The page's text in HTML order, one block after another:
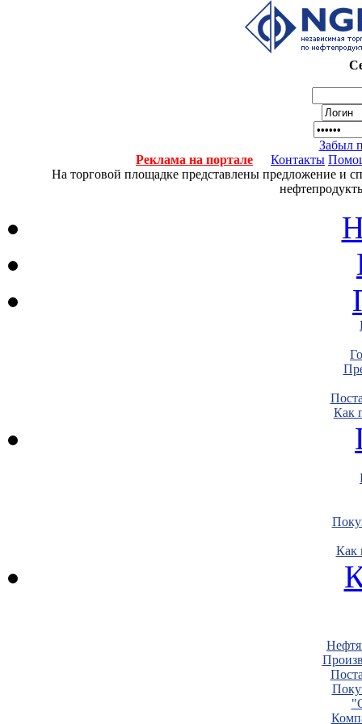
Забыл
Реклама на портале
Контакты
На торговой площадке представлены предложение и
Как
Как